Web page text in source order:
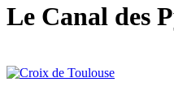
Le Canal des